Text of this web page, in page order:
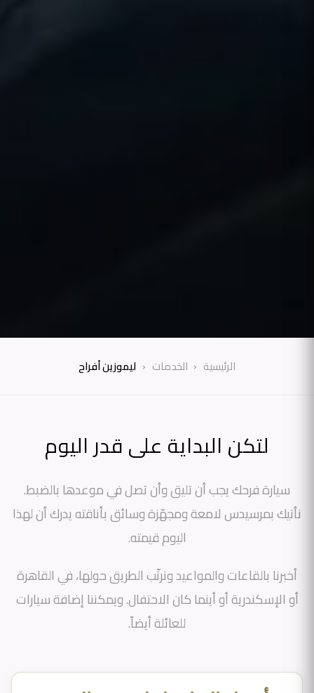
الرئيسية الخدمات ليموزين أفراح
لتكن البداية على قدر اليوم
سيارة فرحك يجب أن تليق وأن تصل في موعدها بالضبط.
نأتيك بمرسيدس لامعة ومجهّزة وسائق بأناقته يدرك أن لهذا
اليوم قيمته.
أخبرنا بالقاعات والمواعيد ونرتّب الطريق حولها، في القاهرة
أو الإسكندرية أو أينما كان الاحتفال. ويمكننا إضافة سيارات
للعائلة أيضاً.